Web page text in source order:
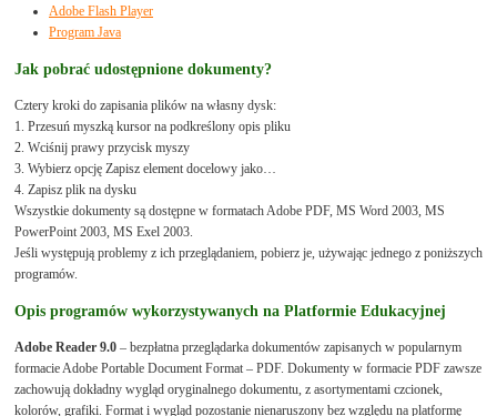
Adobe Flash Player
Program Java
Jak pobrać udostępnione dokumenty?
Cztery kroki do zapisania plików na własny dysk:
1. Przesuń myszką kursor na podkreślony opis pliku
2. Wciśnij prawy przycisk myszy
3. Wybierz opcję Zapisz element docelowy jako…
4. Zapisz plik na dysku
Wszystkie dokumenty są dostępne w formatach Adobe PDF, MS Word 2003, MS
PowerPoint 2003, MS Exel 2003.
Jeśli występują problemy z ich przeglądaniem, pobierz je, używając jednego z poniższych
programów.
Opis programów wykorzystywanych na Platformie Edukacyjnej
Adobe Reader 9.0 – bezpłatna przeglądarka dokumentów zapisanych w popularnym
formacie Adobe Portable Document Format – PDF. Dokumenty w formacie PDF zawsze
zachowują dokładny wygląd oryginalnego dokumentu, z asortymentami czcionek,
kolorów, grafiki. Format i wygląd pozostanie nienaruszony bez względu na platformę